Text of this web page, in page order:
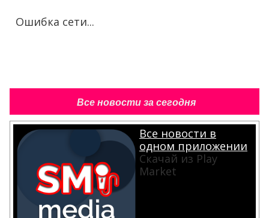
Ошибка сети...
Все новости за сегодня
Все новости в
одном приложении
Скачай из Play
Market